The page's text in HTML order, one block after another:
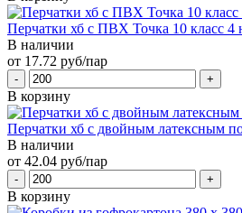
Перчатки хб с ПВХ Точка 10 класс 4
В наличии
от 17.72 руб/пар
В корзину
Перчатки хб с двойным латексным
В наличии
от 42.04 руб/пар
В корзину